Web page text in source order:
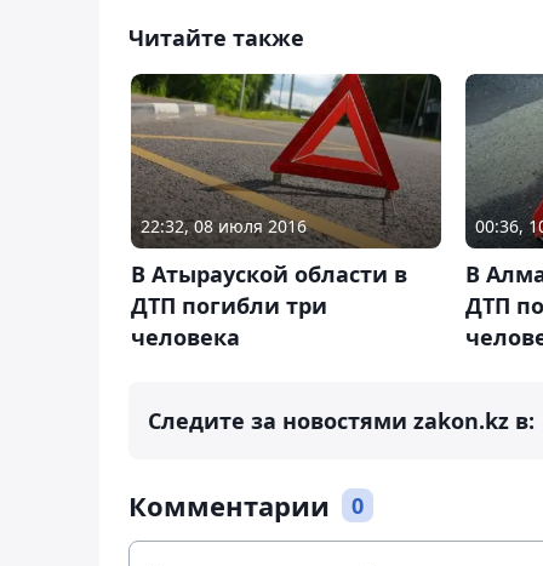
Читайте также
22:32, 08 июля 2016
В Атырауской области в
ДТП погибли три
человека
00:36,
В
ДТП
Следите за новостями zakon.kz в:
Комментарии 0